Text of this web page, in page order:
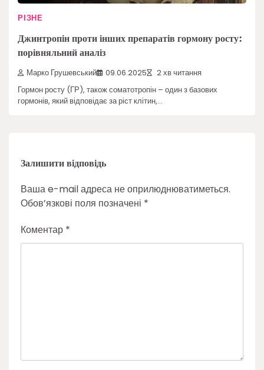
РІЗНЕ
Джинтропін проти інших препаратів гормону росту:
порівняльний аналіз
Марко Грушевський 09.06.2025 2 хв читання
Гормон росту (ГР), також соматотропін – один з базових
гормонів, який відповідає за ріст клітин,…
Залишити відповідь
Ваша e-mail адреса не оприлюднюватиметься.
Обов’язкові поля позначені *
Коментар *